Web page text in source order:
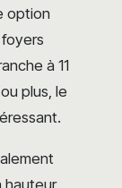
option
à 11
plus, le